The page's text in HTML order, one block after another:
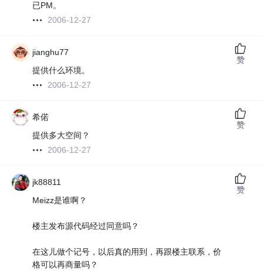
已PM。
2006-12-27
jianghu77
提供什么环境。
2006-12-27
赞
希偌
提供多大空间？
2006-12-27
赞
jk88811
Meizz是谁啊？
楼主发布源代码经过同意吗？
在这儿做个记号，以后真的用到，再跟楼主联系，价
格可以再商量吗？
赞